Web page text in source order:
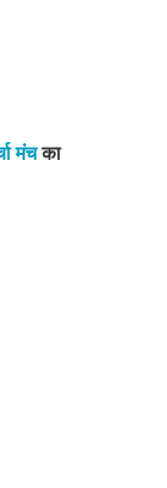
मंचका